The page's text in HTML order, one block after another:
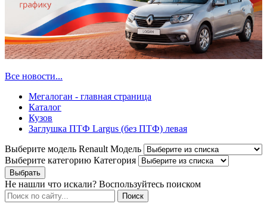
Все новости...
Мегалоган - главная страница
Каталог
Кузов
Заглушка ПТФ Largus (без ПТФ) левая
Выберите модель Renault Модель
Выберите категорию Категория
Не нашли что искали? Воспользуйтесь поиском